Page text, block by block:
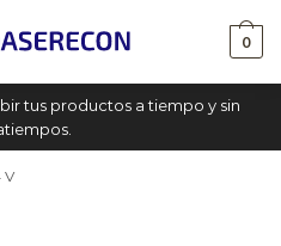
0
tus productos a tiempo y sin
V